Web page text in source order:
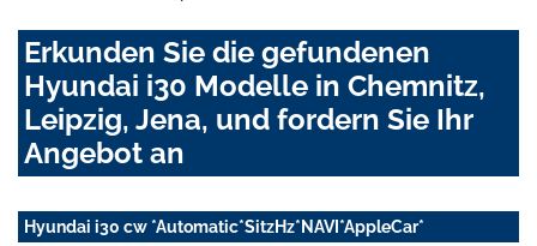
Erkunden Sie die gefundenen
Hyundai i30 Modelle in Chemnitz,
Leipzig, Jena, und fordern Sie Ihr
Angebot an
Hyundai i30 cw *Automatic*SitzHz*NAVI*AppleCar*